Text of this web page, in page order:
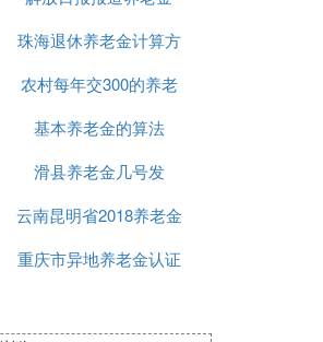
珠海退休养老金计算方
法
农村每年交300的养老
怎么查
基本养老金的算法
滑县养老金几号发
云南昆明省2018养老金
调整
重庆市异地养老金认证